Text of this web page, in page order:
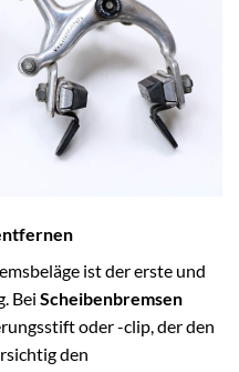
ist der erste und
Bei Scheibenbremsen
oder -clip, der den
den